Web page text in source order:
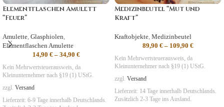
Elementflaschen Amulett
“Feuer”
Amulette Glasphiolen
Elementflaschen Amulette
14,90 €– 34,90 €
Kein Mehrwertsteuerausweis, da
Kleinunternehmer nach §19 (1) UStG.
zzgl. Versand
Lieferzeit: 6-9 Tage innerhalb Deutschlands.
Medizinbeutel “Mut und
Kraft”
Kraftobjekte Medizinbeutel
89,90 € – 109,90 €
Kein Mehrwertsteuerausweis, da
Kleinunternehmer nach §19 (1) UStG.
zzgl. Versand
Lieferzeit: 14 Tage innerhalb Deutschlands.
Zusätzlich 2-3 Tage ins Ausland.